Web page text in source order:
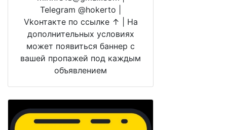
Telegram @hokerto |
Vkонтакте по ссылке ↑ | На
дополнительных условиях
может появиться баннер с
вашей пропажей под каждым
объявлением